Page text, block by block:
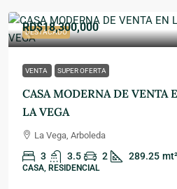
DESTACADO
RD$18,300,000
VENTA SUPER OFERTA
CASA MODERNA DE VENTA
LA VEGA
La Vega, Arboleda
3 3.5 2 289.25 mt²
CASA, RESIDENCIAL